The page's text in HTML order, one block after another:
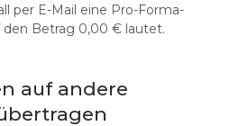
per E-Mail eine Pro-Forma-
den Betrag 0,00 € lautet.
auf andere